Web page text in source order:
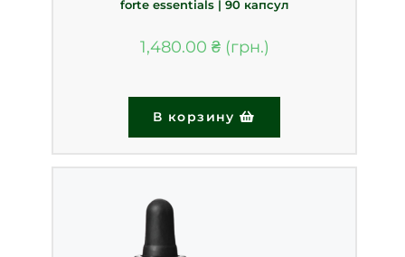
forte essentials | 90 капсул
1,480.00 ₴
В корзину